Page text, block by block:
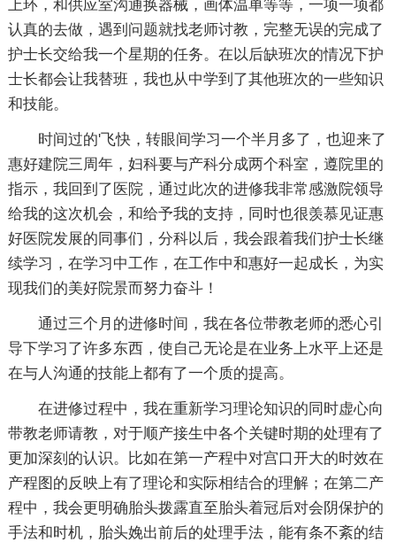
上环，和供应室沟通换器械，画体温单等等，一项一项都
认真的去做，遇到问题就找老师讨教，完整无误的完成了
护士长交给我一个星期的任务。在以后缺班次的情况下护
士长都会让我替班，我也从中学到了其他班次的一些知识
和技能。
时间过的'飞快，转眼间学习一个半月多了，也迎来了
惠好建院三周年，妇科要与产科分成两个科室，遵院里的
指示，我回到了医院，通过此次的进修我非常感激院领导
给我的这次机会，和给予我的支持，同时也很羡慕见证惠
好医院发展的同事们，分科以后，我会跟着我们护士长继
续学习，在学习中工作，在工作中和惠好一起成长，为实
现我们的美好院景而努力奋斗！
通过三个月的进修时间，我在各位带教老师的悉心引
导下学习了许多东西，使自己无论是在业务上水平上还是
在与人沟通的技能上都有了一个质的提高。
在进修过程中，我在重新学习理论知识的同时虚心向
带教老师请教，对于顺产接生中各个关键时期的处理有了
更加深刻的认识。比如在第一产程中对宫口开大的时效在
产程图的反映上有了理论和实际相结合的理解；在第二产
程中，我会更明确胎头拨露直至胎头着冠后对会阴保护的
手法和时机，胎头娩出前后的处理手法，能有条不紊的结